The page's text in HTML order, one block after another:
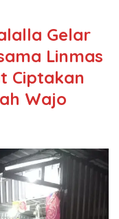
Gelar
Linmas
Ciptakan
Wajo